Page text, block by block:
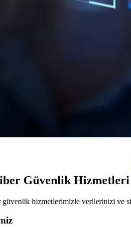
Güvenlik Hizmetleri
hizmetlerimizle verilerinizi ve